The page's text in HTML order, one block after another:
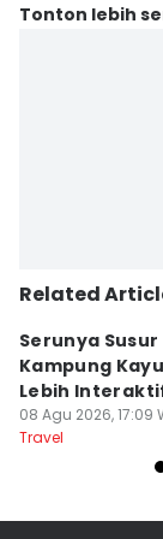
Tonton lebih
Related
Serunya Susur
Kampung
Lebih
Kelana Race
08 Agu 2026, 17:09
Travel